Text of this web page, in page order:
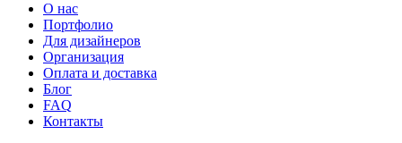
О нас
Портфолио
Для дизайнеров
Организация
Оплата и доставка
Блог
FAQ
Контакты